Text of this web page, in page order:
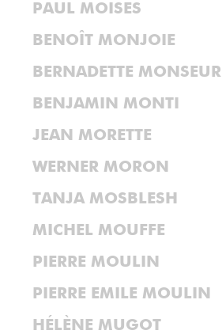
PAUL MOÏSES
BENOÎT MONJOIE
BERNADETTE MONSEUR
BENJAMIN MONTI
JEAN MORETTE
WERNER MORON
TANJA MOSBLESH
MICHEL MOUFFE
PIERRE MOULIN
PIERRE EMILE MOULIN
HÉLÈNE MUGOT